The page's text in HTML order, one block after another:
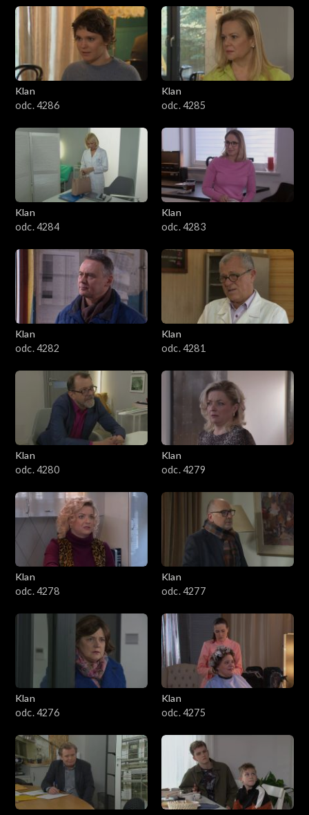
2201–2300
2101–2200
2001–2100
1901–2000
1801–1900
1701–1800
1601–1700
1501–1600
1401–1500
1301–1400
1201–1300
1101–1200
1001–1100
901–1000
801–900
701–800
601–700
501–600
301–400
201–300
101–200
1–100
Klan
odc. 4286
Klan
odc. 4285
Klan
odc. 4284
Klan
odc. 4283
Klan
odc. 4282
Klan
odc. 4281
Klan
odc. 4280
Klan
odc. 4279
Klan
odc. 4278
Klan
odc. 4277
Klan
odc. 4276
Klan
odc. 4275